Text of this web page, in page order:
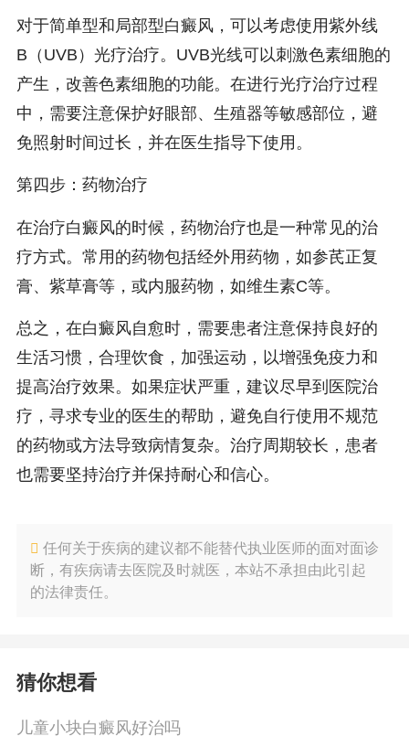
对于简单型和局部型白癜风，可以考虑使用紫外线
B（UVB）光疗治疗。UVB光线可以刺激色素细胞的
产生，改善色素细胞的功能。在进行光疗治疗过程
中，需要注意保护好眼部、生殖器等敏感部位，避
免照射时间过长，并在医生指导下使用。
第四步：药物治疗
在治疗白癜风的时候，药物治疗也是一种常见的治
疗方式。常用的药物包括经外用药物，如参芪正复
膏、紫草膏等，或内服药物，如维生素C等。
总之，在白癜风自愈时，需要患者注意保持良好的
生活习惯，合理饮食，加强运动，以增强免疫力和
提高治疗效果。如果症状严重，建议尽早到医院治
疗，寻求专业的医生的帮助，避免自行使用不规范
的药物或方法导致病情复杂。治疗周期较长，患者
也需要坚持治疗并保持耐心和信心。
任何关于疾病的建议都不能替代执业医师的面对面诊
断，有疾病请去医院及时就医，本站不承担由此引起
的法律责任。
猜你想看
儿童小块白癜风好治吗